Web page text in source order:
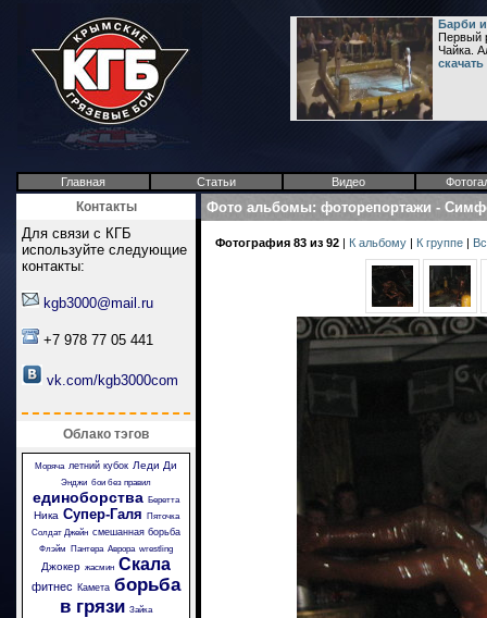
Барби
Первый
Чайка.
Главная Статьи Видео
Контакты
Для связи с КГБ
используйте следующие
контакты:
kgb3000@mail.ru
+7 978 77 05 441
vk.com/kgb3000com
Облако тэгов
Моряча летний кубок Леди Ди
Энджи бои без правил
единоборства Беретта
Ника Супер-Галя
Пяточка
Солдат Джейн смешанная борьба
Флэйм Пантера Аврора wrestling
Джокер жасмин Скала
фитнес Камета борьба
в грязи Зайка
Фото альбомы: фоторепортажи -
Фотография 83 из 92 | К альбому | К группе |